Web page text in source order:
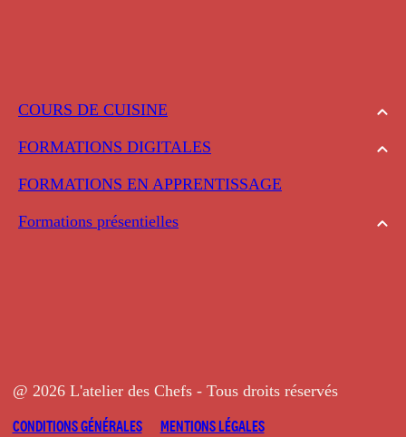
COURS DE CUISINE
FORMATIONS DIGITALES
FORMATIONS EN APPRENTISSAGE
Formations présentielles
@ 2026 L'atelier des Chefs - Tous droits réservés
CONDITIONS GÉNÉRALES
MENTIONS LÉGALES